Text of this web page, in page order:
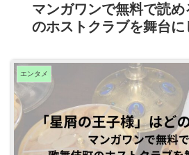
マンガワンで無料で読
のホストクラブを舞台に
エンタメ